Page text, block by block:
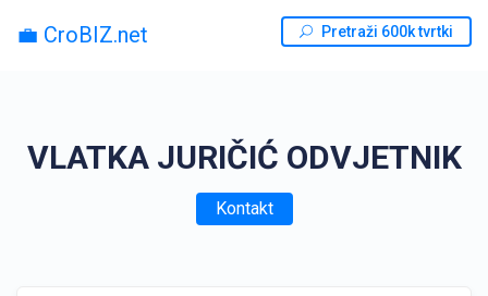
💼 CroBIZ.net Pretraži 600k tvrtki
VLATKA JURIČIĆ ODVJETNIK
Kontakt